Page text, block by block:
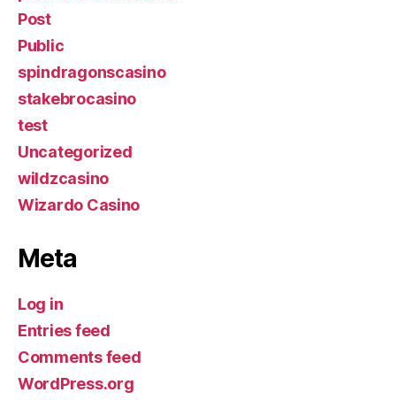
Post
Public
spindragonscasino
stakebrocasino
test
Uncategorized
wildzcasino
Wizardo Casino
Meta
Log in
Entries feed
Comments feed
WordPress.org